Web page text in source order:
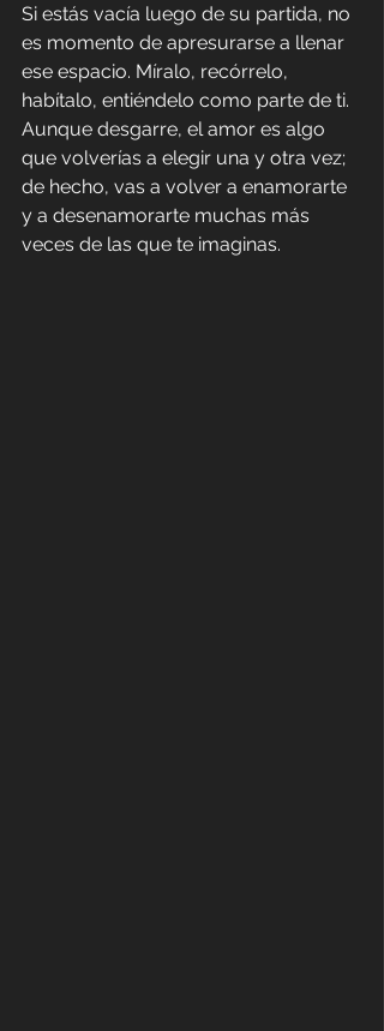
Si estás vacía luego de su partida, no
es momento de apresurarse a llenar
ese espacio. Míralo, recórrelo,
habítalo, entiéndelo como parte de ti.
Aunque desgarre, el amor es algo
que volverías a elegir una y otra vez;
de hecho, vas a volver a enamorarte
y a desenamorarte muchas más
veces de las que te imaginas.